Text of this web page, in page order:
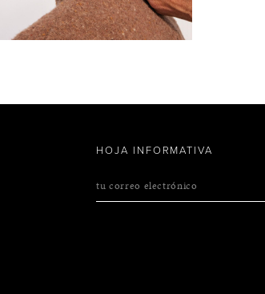
HOJA INFORMATIVA
tu correo electrónico